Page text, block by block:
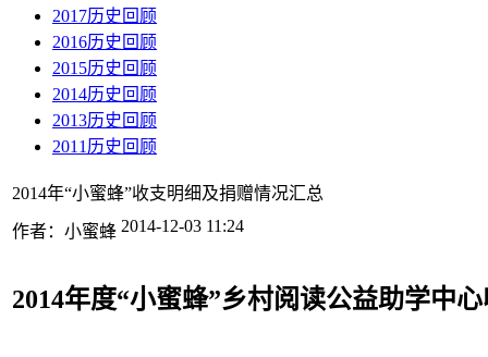
2017历史回顾
2016历史回顾
2015历史回顾
2014历史回顾
2013历史回顾
2011历史回顾
2014年“小蜜蜂”收支明细及捐赠情况汇总
作者：小蜜蜂 2014-12-03 11:24
2014年度“小蜜蜂”乡村阅读公益助学中